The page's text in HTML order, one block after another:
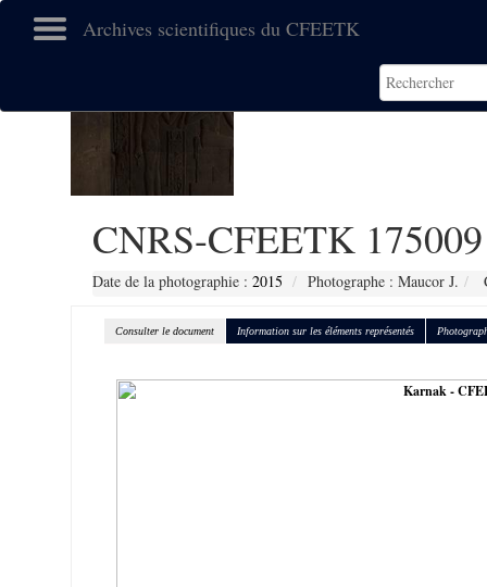
Archives scientifiques du CFEETK
CNRS-CFEETK 175009
Date de la photographie : 2015 Photographe : Maucor J.
Consulter le document Information sur les éléments représentés